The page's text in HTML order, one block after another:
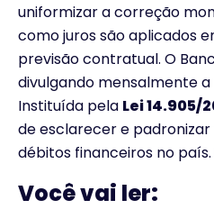
uniformizar a correção
como juros são aplicados
previsão contratual. O
divulgando mensalmente a
Instituída pela Lei 14.905/
de esclarecer e
débitos financeiros no
Você vai ler: